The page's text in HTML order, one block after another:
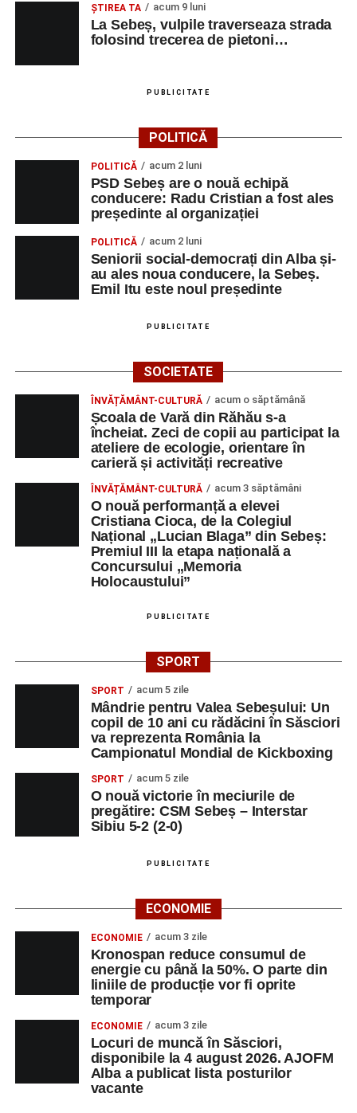
ŞTIREA TA acum 9 luni
La Sebeș, vulpile traverseaza strada
folosind trecerea de pietoni…
PUBLICITATE
POLITICĂ
POLITICĂ acum 2 luni
PSD Sebeș are o nouă echipă
conducere: Radu Cristian a fost ales
președinte al organizației
POLITICĂ acum 2 luni
Seniorii social-democrați din Alba și-
au ales noua conducere, la Sebeș.
Emil Itu este noul președinte
PUBLICITATE
SOCIETATE
ÎNVĂȚĂMÂNT-CULTURĂ acum o săptămână
Școala de Vară din Răhău s-a
încheiat. Zeci de copii au participat la
ateliere de ecologie, orientare în
carieră și activități recreative
ÎNVĂȚĂMÂNT-CULTURĂ acum 3 săptămâni
O nouă performanță a elevei
Cristiana Cioca, de la Colegiul
Național „Lucian Blaga” din Sebeș:
Premiul III la etapa națională a
Concursului „Memoria
Holocaustului”
PUBLICITATE
SPORT
SPORT acum 5 zile
Mândrie pentru Valea Sebeșului: Un
copil de 10 ani cu rădăcini în Săsciori
va reprezenta România la
Campionatul Mondial de Kickboxing
SPORT acum 5 zile
O nouă victorie în meciurile de
pregătire: CSM Sebeș – Interstar
Sibiu 5-2 (2-0)
PUBLICITATE
ECONOMIE
ECONOMIE acum 3 zile
Kronospan reduce consumul de
energie cu până la 50%. O parte din
liniile de producție vor fi oprite
temporar
ECONOMIE acum 3 zile
Locuri de muncă în Săsciori,
disponibile la 4 august 2026. AJOFM
Alba a publicat lista posturilor
vacante